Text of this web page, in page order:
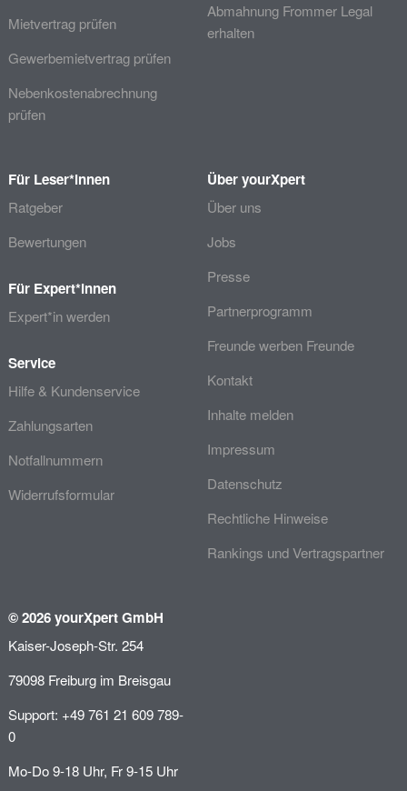
Mietvertrag prüfen
Gewerbemietvertrag prüfen
Nebenkostenabrechnung
prüfen
Abmahnung Frommer Legal
erhalten
Für Leser*innen
Ratgeber
Bewertungen
Für Expert*innen
Expert*in werden
Service
Hilfe & Kundenservice
Zahlungsarten
Notfallnummern
Widerrufsformular
Über yourXpert
Über uns
Jobs
Presse
Partnerprogramm
Freunde werben Freunde
Kontakt
Inhalte melden
Impressum
Datenschutz
Rechtliche Hinweise
Rankings und Vertragspartner
© 2026 yourXpert GmbH
Kaiser-Joseph-Str. 254
79098 Freiburg im Breisgau
Support: +49 761 21 609 789-
0
Mo-Do 9-18 Uhr, Fr 9-15 Uhr